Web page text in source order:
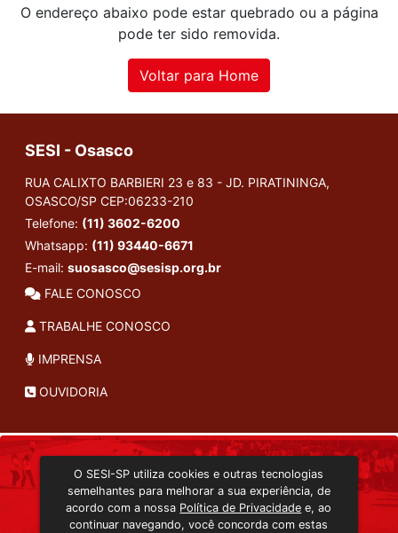
O endereço abaixo pode estar quebrado ou a página
pode ter sido removida.
Voltar para Home
SESI - Osasco
RUA CALIXTO BARBIERI 23 e 83 - JD. PIRATININGA,
OSASCO/SP CEP:06233-210
Telefone: (11) 3602-6200
Whatsapp: (11) 93440-6671
E-mail: suosasco@sesisp.org.br
FALE CONOSCO
TRABALHE CONOSCO
IMPRENSA
OUVIDORIA
TRANSMISSÃO ON-LINE
EDITORA SESI-SP
CONSULTA AO ACERVO
O SESI-SP utiliza cookies e outras tecnologias
semelhantes para melhorar a sua experiência, de
acordo com a nossa Política de Privacidade e, ao
continuar navegando, você concorda com estas